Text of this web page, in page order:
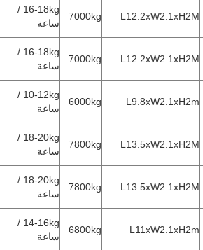
L12.2xW2.1xH2M
7000kg
16-18kg /
ساعة
L12.2xW2.1xH2M
7000kg
16-18kg /
ساعة
L9.8xW2.1xH2m
6000kg
10-12kg /
ساعة
L13.5xW2.1xH2M
7800kg
18-20kg /
ساعة
L13.5xW2.1xH2M
7800kg
18-20kg /
ساعة
L11xW2.1xH2m
6800kg
14-16kg /
ساعة